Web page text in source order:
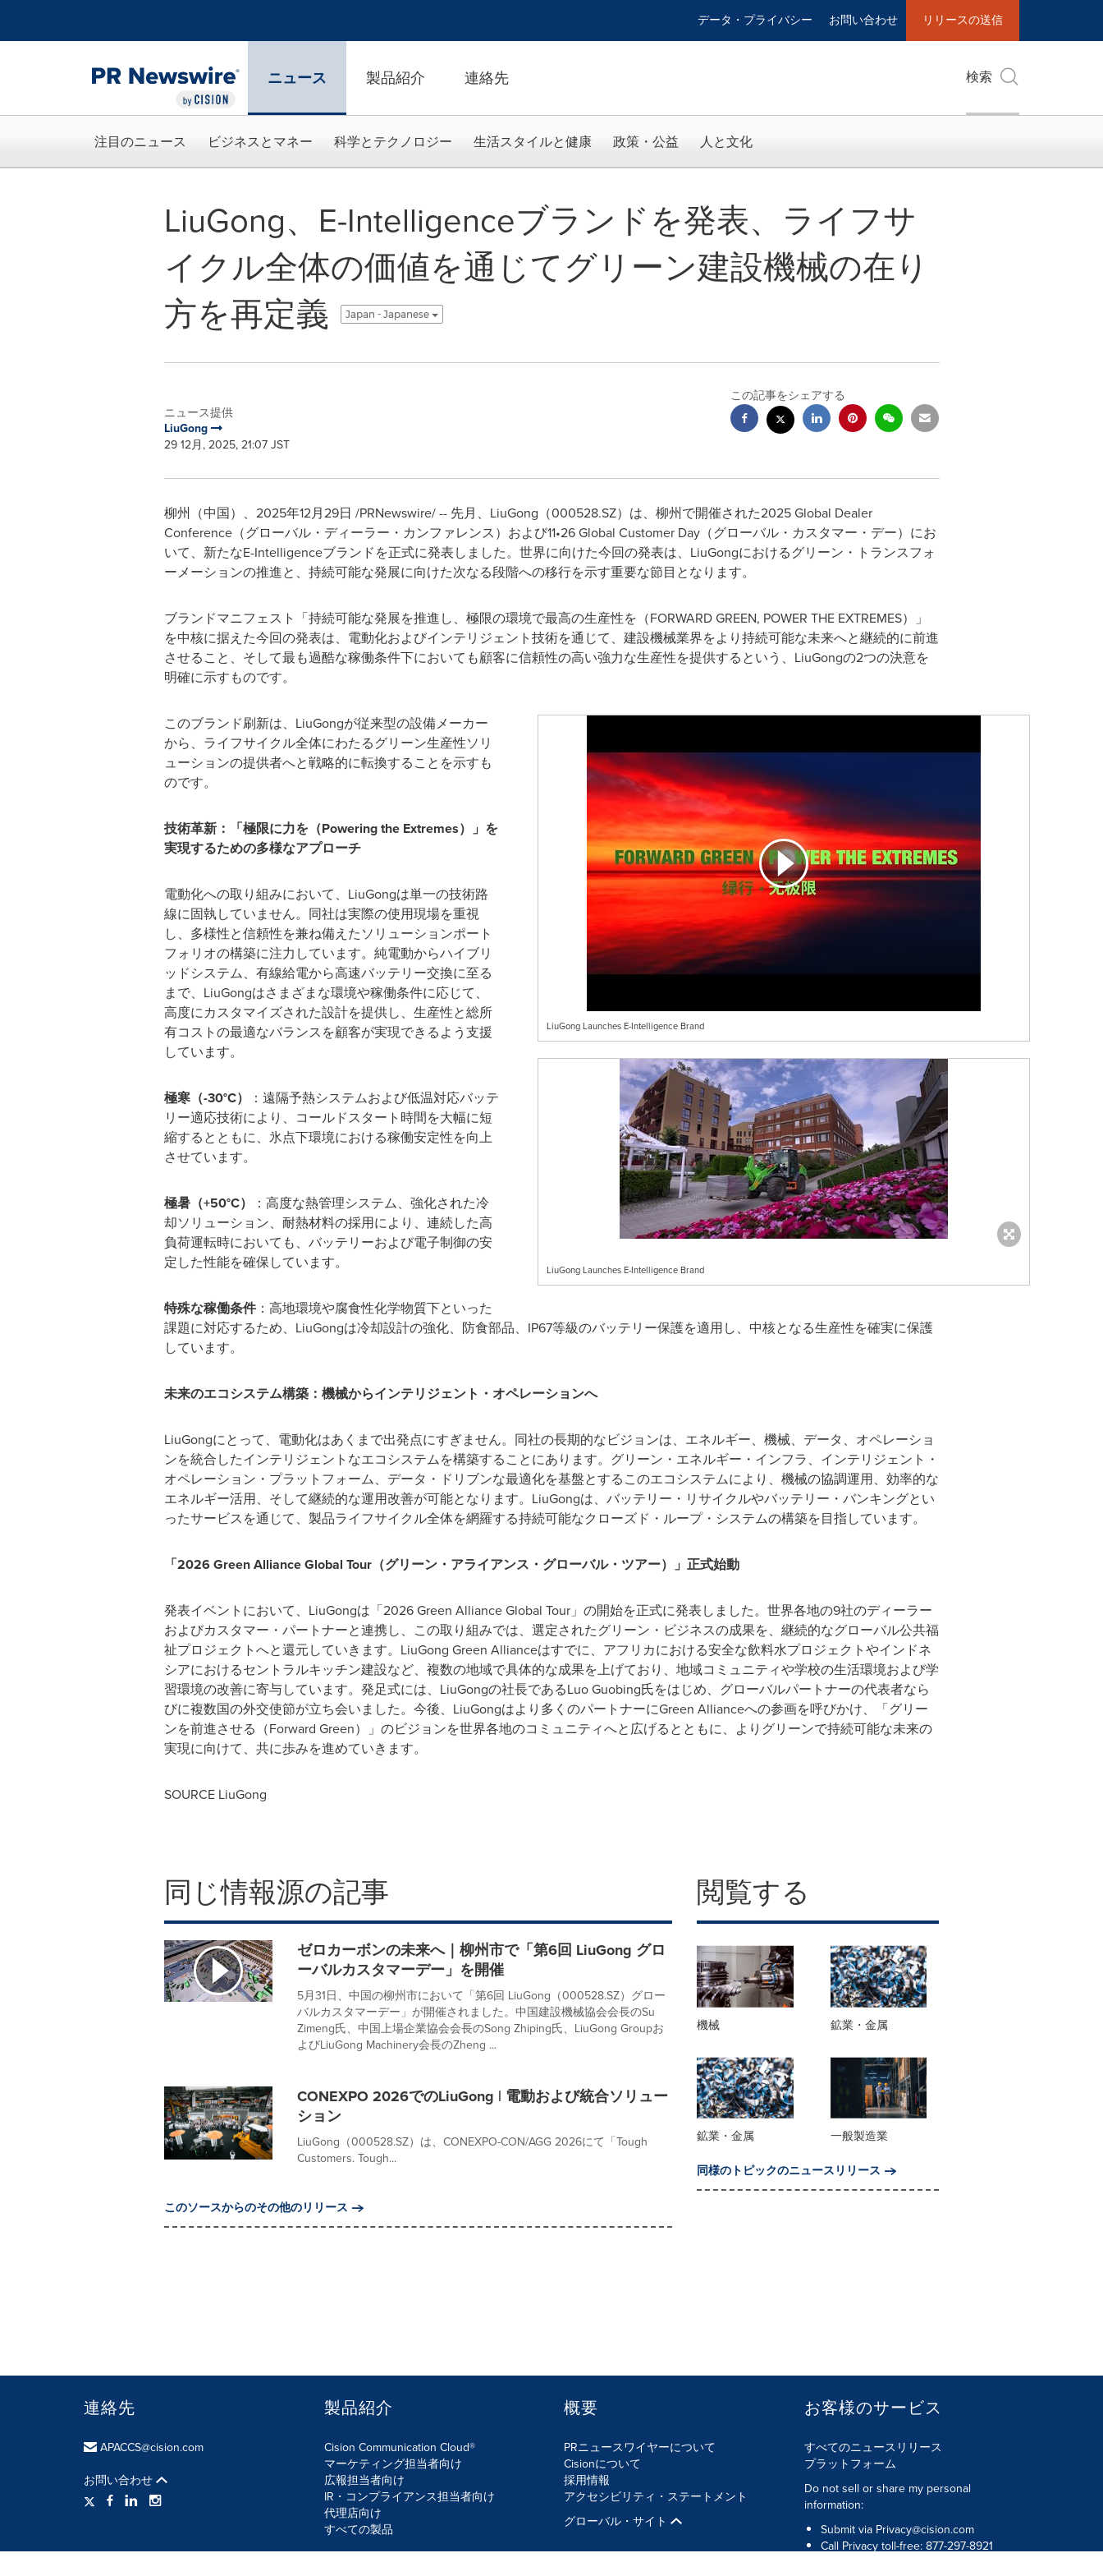
データ・プライバシー お問い合わせ リリースの送信
ニュース 製品紹介 連絡先 検索
注目のニュース ビジネスとマネー 科学とテクノロジー 生活スタイルと健康 政策・公益 人と文化
LiuGong、E-Intelligenceブランドを発表、ライフサ
イクル全体の価値を通じてグリーン建設機械の在り
方を再定義
Japan - Japanese
ニュース提供
LiuGong
29 12月, 2025, 21:07 JST
この記事をシェアする
柳州（中国）、2025年12月29日 /PRNewswire/ -- 先月、LiuGong（000528.SZ）は、柳州で開催された2025 Global Dealer
Conference（グローバル・ディーラー・カンファレンス）および11•26 Global Customer Day（グローバル・カスタマー・デー）にお
いて、新たなE-Intelligenceブランドを正式に発表しました。世界に向けた今回の発表は、LiuGongにおけるグリーン・トランスフォ
ーメーションの推進と、持続可能な発展に向けた次なる段階への移行を示す重要な節目となります。
ブランドマニフェスト「持続可能な発展を推進し、極限の環境で最高の生産性を（FORWARD GREEN, POWER THE EXTREMES）」
を中核に据えた今回の発表は、電動化およびインテリジェント技術を通じて、建設機械業界をより持続可能な未来へと継続的に前進
させること、そして最も過酷な稼働条件下においても顧客に信頼性の高い強力な生産性を提供するという、LiuGongの2つの決意を
明確に示すものです。
LiuGong Launches E-Intelligence Brand
LiuGong Launches E-Intelligence Brand
このブランド刷新は、LiuGongが従来型の設備メーカー
から、ライフサイクル全体にわたるグリーン生産性ソリ
ューションの提供者へと戦略的に転換することを示すも
のです。
技術革新：「極限に力を（Powering the Extremes）」を
実現するための多様なアプローチ
電動化への取り組みにおいて、LiuGongは単一の技術路
線に固執していません。同社は実際の使用現場を重視
し、多様性と信頼性を兼ね備えたソリューションポート
フォリオの構築に注力しています。純電動からハイブリ
ッドシステム、有線給電から高速バッテリー交換に至る
まで、LiuGongはさまざまな環境や稼働条件に応じて、
高度にカスタマイズされた設計を提供し、生産性と総所
有コストの最適なバランスを顧客が実現できるよう支援
しています。
極寒（-30°C）
：遠隔予熱システムおよび低温対応バッテ
リー適応技術により、コールドスタート時間を大幅に短
縮するとともに、氷点下環境における稼働安定性を向上
させています。
極暑（+50°C）
：高度な熱管理システム、強化された冷
却ソリューション、耐熱材料の採用により、連続した高
負荷運転時においても、バッテリーおよび電子制御の安
定した性能を確保しています。
特殊な稼働条件：高地環境や腐食性化学物質下といった
課題に対応するため、LiuGongは冷却設計の強化、防食部品、IP67等級のバッテリー保護を適用し、中核となる生産性を確実に保護
しています。
未来のエコシステム構築：機械からインテリジェント・オペレーションへ
LiuGongにとって、電動化はあくまで出発点にすぎません。同社の長期的なビジョンは、エネルギー、機械、データ、オペレーショ
ンを統合したインテリジェントなエコシステムを構築することにあります。グリーン・エネルギー・インフラ、インテリジェント・
オペレーション・プラットフォーム、データ・ドリブンな最適化を基盤とするこのエコシステムにより、機械の協調運用、効率的な
エネルギー活用、そして継続的な運用改善が可能となります。LiuGongは、バッテリー・リサイクルやバッテリー・バンキングとい
ったサービスを通じて、製品ライフサイクル全体を網羅する持続可能なクローズド・ループ・システムの構築を目指しています。
「2026 Green Alliance Global Tour（グリーン・アライアンス・グローバル・ツアー）」正式始動
発表イベントにおいて、LiuGongは「2026 Green Alliance Global Tour」の開始を正式に発表しました。世界各地の9社のディーラー
およびカスタマー・パートナーと連携し、この取り組みでは、選定されたグリーン・ビジネスの成果を、継続的なグローバル公共福
祉プロジェクトへと還元していきます。LiuGong Green Allianceはすでに、アフリカにおける安全な飲料水プロジェクトやインドネ
シアにおけるセントラルキッチン建設など、複数の地域で具体的な成果を上げており、地域コミュニティや学校の生活環境および学
習環境の改善に寄与しています。発足式には、LiuGongの社長であるLuo Guobing氏をはじめ、グローバルパートナーの代表者なら
びに複数国の外交使節が立ち会いました。今後、LiuGongはより多くのパートナーにGreen Allianceへの参画を呼びかけ、「グリー
ンを前進させる（Forward Green）」のビジョンを世界各地のコミュニティへと広げるとともに、よりグリーンで持続可能な未来の
実現に向けて、共に歩みを進めていきます。
SOURCE LiuGong
同じ情報源の記事
ゼロカーボンの未来へ｜柳州市で「第6回 LiuGong グロ
ーバルカスタマーデー」を開催
5月31日、中国の柳州市において「第6回 LiuGong（000528.SZ）グロー
バルカスタマーデー」が開催されました。中国建設機械協会会長のSu
Zimeng氏、中国上場企業協会会長のSong Zhiping氏、LiuGong Groupお
よびLiuGong Machinery会長のZheng ...
CONEXPO 2026でのLiuGong | 電動および統合ソリュー
ション
LiuGong（000528.SZ）は、CONEXPO-CON/AGG 2026にて「Tough
Customers. Tough...
このソースからのその他のリリース
閲覧する
機械 鉱業・金属
鉱業・金属
一般製造業
同様のトピックのニュースリリース
連絡先
APACCS@cision.com
お問い合わせ
製品紹介
Cision Communication Cloud®
マーケティング担当者向け
広報担当者向け
IR・コンプライアンス担当者向け
代理店向け
すべての製品
概要
PRニュースワイヤーについて
Cisionについて
採用情報
アクセシビリティ・ステートメント
グローバル・サイト
お客様のサービス
すべてのニュースリリース
プラットフォーム
Do not sell or share my personal
information:
Submit via Privacy@cision.com
Call Privacy toll-free: 877-297-8921